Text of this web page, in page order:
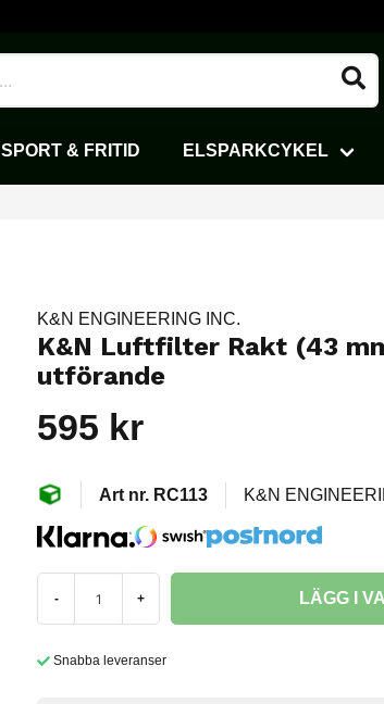
SPORT & FRITID ELSPARKCYKEL
K&N ENGINEERING INC.
K&N Luftfilter Rakt (43
utförande
595 kr
RC113 K&N
- + LÄGG I
Snabba leveranser